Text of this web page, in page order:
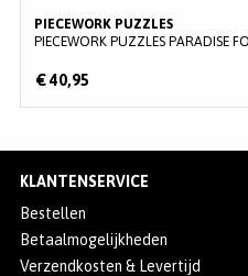
PIECEWORK PUZZLES
PIECEWORK PUZZLES PARADISE
€ 40,95
KLANTENSERVICE
Bestellen
Betaalmogelijkheden
Verzendkosten & Levertijd